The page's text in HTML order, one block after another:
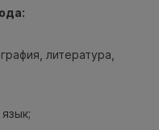
литература,